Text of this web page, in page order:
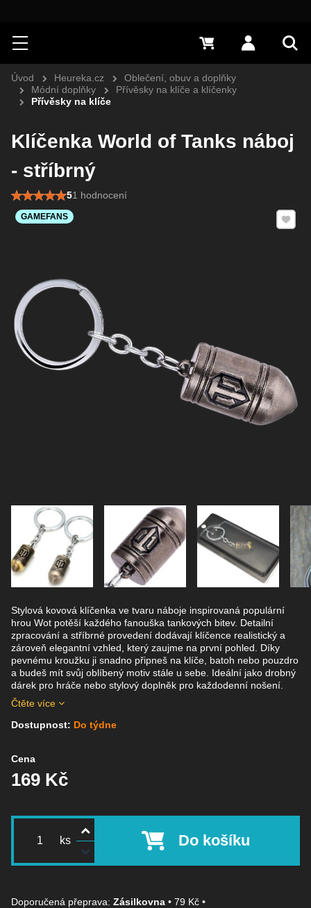
Hledat
Menu Přihlásit
0 Kč
Úvod Heureka.cz
Oblečení, obuv a doplňky
Módní doplňky
Přívěsky na klíče a klíčenky
Přívěsky na klíče
Klíčenka World of Tanks náboj
- stříbrný
Stylová kovová klíčenka ve tvaru náboje inspirovaná populární
hrou Wot potěší každého fanouška tankových bitev. Detailní
zpracování a stříbrné provedení dodávají klíčence realistický a
zároveň elegantní vzhled, který zaujme na první pohled. Díky
pevnému kroužku ji snadno připneš na klíče, batoh nebo pouzdro
a budeš mít svůj oblíbený motiv stále u sebe. Ideální jako drobný
dárek pro hráče nebo stylový doplněk pro každodenní nošení.
Čtěte více
51 hodnocení
Přidat
GAMEFANS
Dostupnost: Do týdne
Cena
169 Kč
ks Do košíku
Zásilkovna • 79 Kč •